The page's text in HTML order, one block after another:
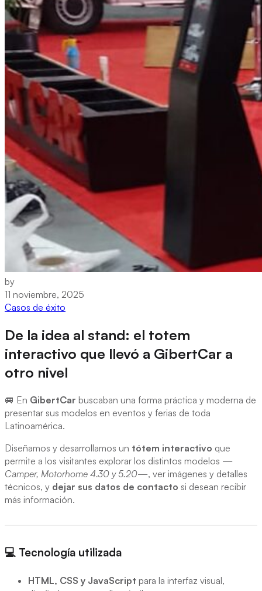
by
11 noviembre, 2025
Casos de éxito
De la idea al stand: el totem
interactivo que llevó a GibertCar a
otro nivel
🚐 En GibertCar buscaban una forma práctica y moderna de
presentar sus modelos en eventos y ferias de toda
Latinoamérica.
Diseñamos y desarrollamos un tótem interactivo que
permite a los visitantes explorar los distintos modelos —
Camper, Motorhome 4.30 y 5.20—, ver imágenes y detalles
técnicos, y dejar sus datos de contacto si desean recibir
más información.
💻 Tecnología utilizada
HTML, CSS y JavaScript para la interfaz visual,